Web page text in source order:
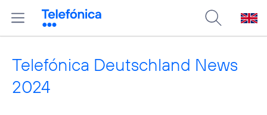
Telefónica Deutschland News
2024